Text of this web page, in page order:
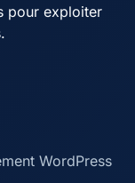
pour exploiter
WordPress